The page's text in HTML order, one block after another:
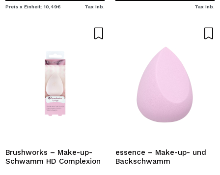
Preis x Einheit: 10,49€ Tax Inb. Tax Inb.
Brushworks – Make-up-
Schwamm HD Complexion
essence – Make-up- und
Backschwamm